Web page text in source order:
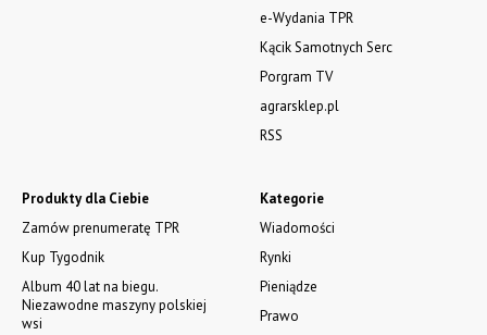
Kategorie
Wiadomości
Rynki
Pieniądze
Prawo
Produkty dla Ciebie
Zamów prenumeratę TPR
Kup Tygodnik
Album 40 lat na biegu.
Niezawodne maszyny polskiej
wsi
e-Wydania TPR
Kącik Samotnych Serc
Porgram TV
agrarsklep.pl
RSS